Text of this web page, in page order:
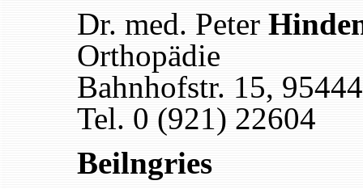
Dr. med. Peter
Orthopädie
Bahnhofstr. 15,
Tel. 0 (921) 22604
Beilngries